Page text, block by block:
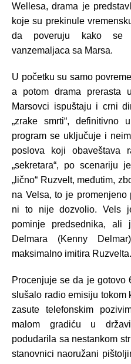
Wellesa, drama je
koje su prekinule
da poveruju kako se
vanzemaljaca sa Marsa.
U početku su samo
a potom drama prerasta
Marsovci ispuštaju i crni
„zrake smrti“, definitivno
program se uključuje i
poslova koji obaveštava
„sekretara“, po scenariju
„lično“ Ruzvelt, međutim,
na Velsa, to je promenjeno
ni to nije dozvolio. Vels
pominje predsednika, ali
Delmara (Kenny
maksimalno imitira Ruzvelta.
Procenjuje se da je gotovo
slušalo radio emisiju tokom
zasute telefonskim
malom gradiću u
podudarila sa nestankom
stanovnici naoružani